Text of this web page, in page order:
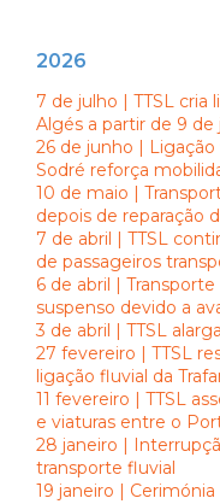
2026
7 de julho | TTSL
Algés a partir de 9 de
26 de junho | Ligação
Sodré reforça
10 de maio |
depois de reparação
7 de abril | TTSL
de passageiros
6 de abril |
suspenso devido a
3 de abril | TTSL
27 fevereiro | TTSL
ligação fluvial da
11 fevereiro | TTSL
e viaturas entre o
28 janeiro |
transporte fluvial
19 janeiro | Cerimónia